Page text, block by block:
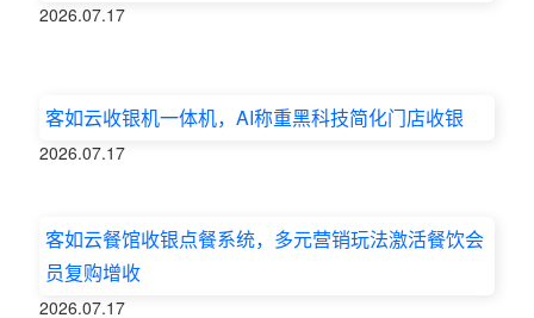
2026.07.17
客如云收银机一体机，AI称重黑科技简化门店收银
2026.07.17
客如云餐馆收银点餐系统，多元营销玩法激活餐饮会
员复购增收
2026.07.17